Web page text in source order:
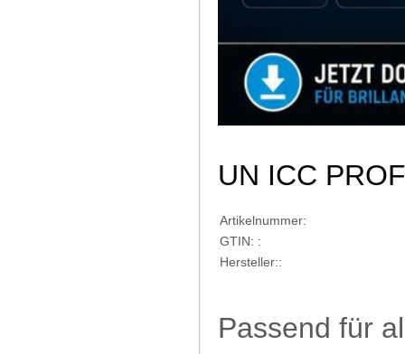
UN ICC
Artikelnummer:
GTIN: :
Hersteller::
Passend für